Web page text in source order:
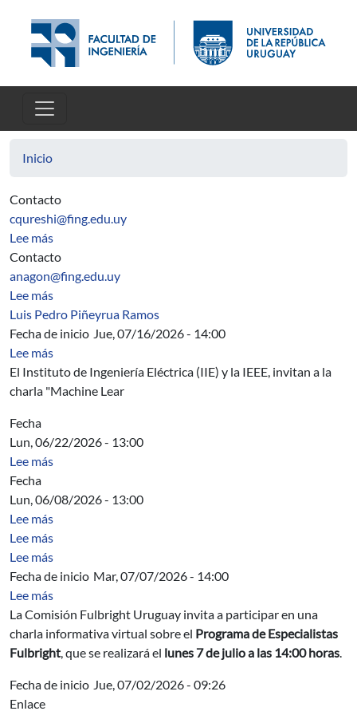
Inicio
Contacto
cqureshi@fing.edu.uy
Lee mássobre Horarios
Contacto
anagon@fing.edu.uy
Lee mássobre Comisión Distribución de Tareas
Luis Pedro Piñeyrua Ramos
Fecha de inicio Jue, 07/16/2026 - 14:00
Lee mássobre Charla sobre aprendizaje automático distribuido
El Instituto de Ingeniería Eléctrica (IIE) y la IEEE, invitan a la
charla "Machine Lear
Fecha
Lun, 06/22/2026 - 13:00
Lee mássobre Acta Directiva
Fecha
Lun, 06/08/2026 - 13:00
Lee mássobre Acta Directiva
Lee mássobre Characterization of logarithmic Fekete critical
Lee mássobre Herramientas de modelizacion y analisis
Fecha de inicio Mar, 07/07/2026 - 14:00
Lee mássobre Charla informativa sobre el Programa de
La Comisión Fulbright Uruguay invita a participar en una
charla informativa virtual sobre el Programa de Especialistas
Fulbright, que se realizará el lunes 7 de julio a las 14:00 horas.
Fecha de inicio Jue, 07/02/2026 - 09:26
Enlace